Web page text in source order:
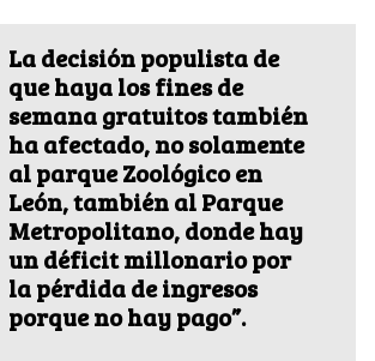
La decisión populista de
que haya los fines de
semana gratuitos también
ha afectado, no solamente
al parque Zoológico en
León, también al Parque
Metropolitano, donde hay
un déficit millonario por
la pérdida de ingresos
porque no hay pago”.